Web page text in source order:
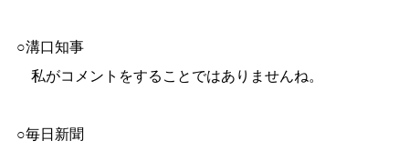
○溝口知事
私がコメントをすることではありませんね。
○毎日新聞